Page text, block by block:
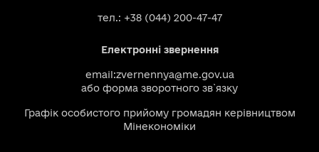
тел.: +38 (044) 200-47-47
Електронні звернення
email:zvernennya@me.gov.ua
або форма зворотного зв`язку
Графік особистого прийому громадян керівництвом
Мінекономіки